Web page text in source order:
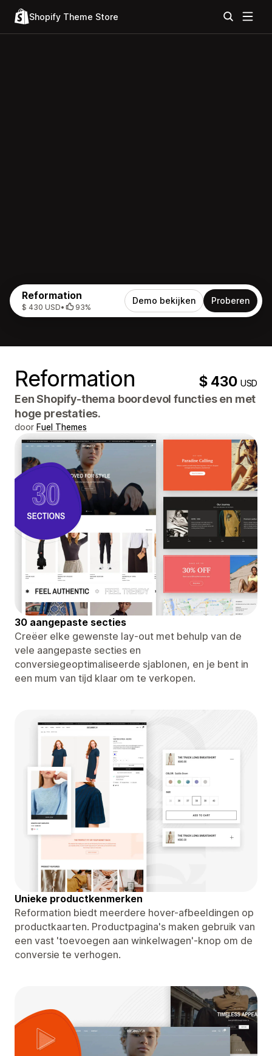
Shopify Theme Store
Reformation
$ 430 USD• 93%
Demo bekijken Proberen
Reformation $ 430USD
Een Shopify-thema boordevol functies en met
hoge prestaties.
door Fuel Themes
30 aangepaste secties
Creëer elke gewenste lay-out met behulp van de
vele aangepaste secties en
conversiegeoptimaliseerde sjablonen, en je bent in
een mum van tijd klaar om te verkopen.
Unieke productkenmerken
Reformation biedt meerdere hover-afbeeldingen op
productkaarten. Productpagina's maken gebruik van
een vast 'toevoegen aan winkelwagen'-knop om de
conversie te verhogen.